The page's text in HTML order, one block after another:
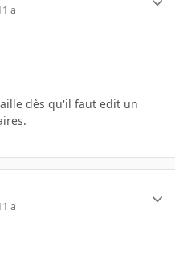
a
dès qu'il faut edit un
a